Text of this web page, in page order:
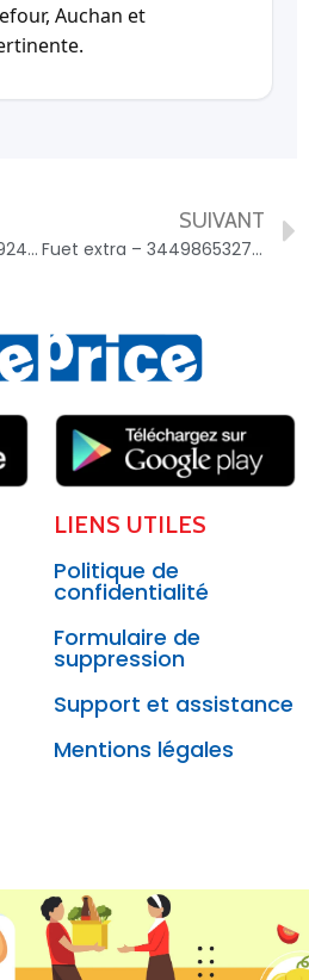
Auchan et
Chorizo doux – 3250392427597
SUIVANT
Fuet extra – 3449865327551
LIENS UTILES
Politique de
confidentialité
Formulaire de
suppression
Support et assistance
Mentions légales